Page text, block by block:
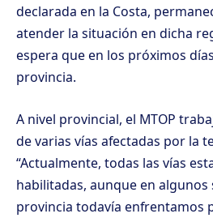
declarada en la Costa,
atender la situación en dicha
espera que en los próximos
provincia.
A nivel provincial, el MTOP
de varias vías afectadas por la
“Actualmente, todas las vías
habilitadas, aunque en algunos
provincia todavía enfrentamos